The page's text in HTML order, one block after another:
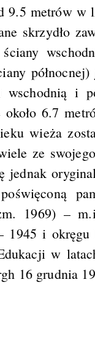
9.5 metrów w
skrzydło
i
6.7
wieża
ze
jednak
1969) –
i
w
16 grudnia